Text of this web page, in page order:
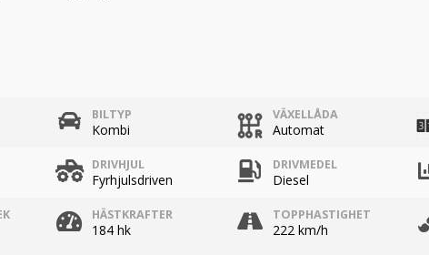
BILTYP
Kombi
VÄXELLÅDA
Automat
DRIVHJUL
Fyrhjulsdriven
DRIVMEDEL
Diesel
HÄSTKRAFTER
184 hk
TOPPHASTIGHET
222 km/h